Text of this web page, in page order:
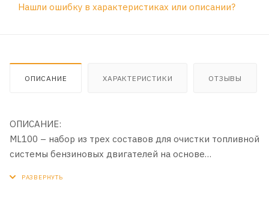
Нашли ошибку в характеристиках или описании?
ОПИСАНИЕ ХАРАКТЕРИСТИКИ ОТЗЫВЫ
ОПИСАНИЕ:
ML100 – набор из трех составов для очистки топливной
системы бензиновых двигателей на основе